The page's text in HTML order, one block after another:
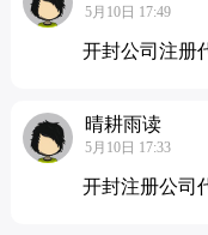
5月10日 17:49
开封公司注册
晴耕雨读
5月10日 17:33
开封注册公司